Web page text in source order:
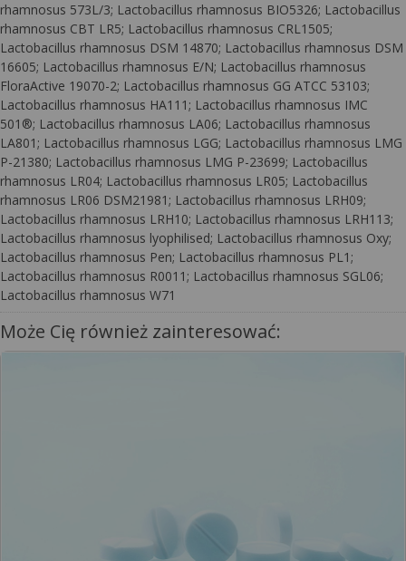
rhamnosus 573L/3; Lactobacillus rhamnosus BIO5326; Lactobacillus
rhamnosus CBT LR5; Lactobacillus rhamnosus CRL1505;
Lactobacillus rhamnosus DSM 14870; Lactobacillus rhamnosus DSM
16605; Lactobacillus rhamnosus E/N; Lactobacillus rhamnosus
FloraActive 19070-2; Lactobacillus rhamnosus GG ATCC 53103;
Lactobacillus rhamnosus HA111; Lactobacillus rhamnosus IMC
501®; Lactobacillus rhamnosus LA06; Lactobacillus rhamnosus
LA801; Lactobacillus rhamnosus LGG; Lactobacillus rhamnosus LMG
P-21380; Lactobacillus rhamnosus LMG P-23699; Lactobacillus
rhamnosus LR04; Lactobacillus rhamnosus LR05; Lactobacillus
rhamnosus LR06 DSM21981; Lactobacillus rhamnosus LRH09;
Lactobacillus rhamnosus LRH10; Lactobacillus rhamnosus LRH113;
Lactobacillus rhamnosus lyophilised; Lactobacillus rhamnosus Oxy;
Lactobacillus rhamnosus Pen; Lactobacillus rhamnosus PL1;
Lactobacillus rhamnosus R0011; Lactobacillus rhamnosus SGL06;
Lactobacillus rhamnosus W71
Może Cię również zainteresować: